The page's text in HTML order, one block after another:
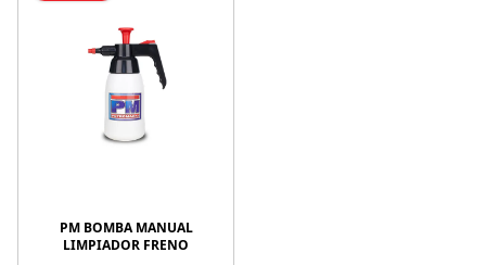
PM BOMBA MANUAL
LIMPIADOR FRENO